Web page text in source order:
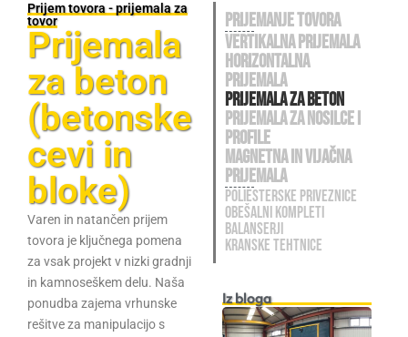
Prijem tovora - prijemala za
tovor
Prijemala
za beton
(betonske
cevi in
bloke)
Varen in natančen prijem
tovora je ključnega pomena
za vsak projekt v nizki gradnji
in kamnoseškem delu. Naša
ponudba zajema vrhunske
rešitve za manipulacijo s
PRIJEMANJE TOVORA
VERTIKALNA PRIJEMALA
HORIZONTALNA
PRIJEMALA
PRIJEMALA ZA BETON
PRIJEMALA ZA NOSILCE I
PROFILE
MAGNETNA IN VIJAČNA
PRIJEMALA
POLIESTERSKE PRIVEZNICE
OBEŠALNI KOMPLETI
BALANSERJI
KRANSKE TEHTNICE
Iz bloga